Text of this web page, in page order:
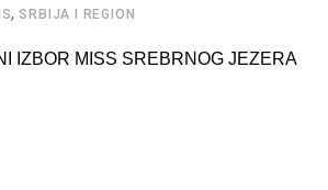
, SRBIJA I REGION
IZBOR MISS SREBRNOG JEZERA